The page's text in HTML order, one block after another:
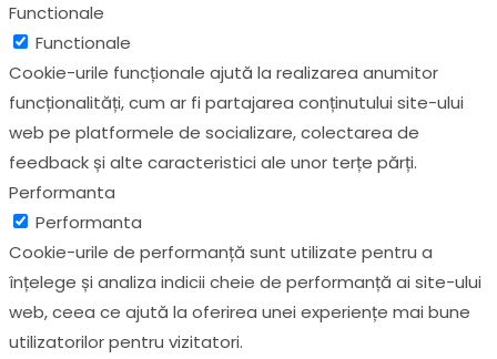
Functionale
Functionale
Cookie-urile funcționale ajută la realizarea anumitor
funcționalități, cum ar fi partajarea conținutului site-ului
web pe platformele de socializare, colectarea de
feedback și alte caracteristici ale unor terțe părți.
Performanta
Performanta
Cookie-urile de performanță sunt utilizate pentru a
înțelege și analiza indicii cheie de performanță ai site-ului
web, ceea ce ajută la oferirea unei experiențe mai bune
utilizatorilor pentru vizitatori.